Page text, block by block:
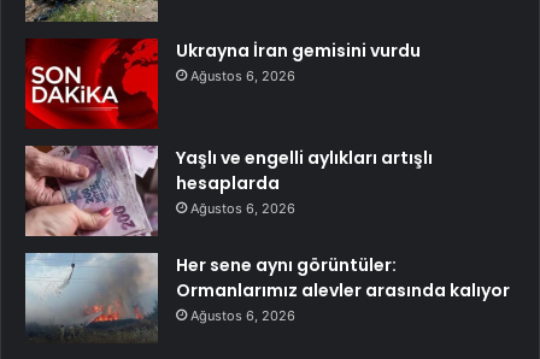
Ukrayna İran gemisini vurdu
Ağustos 6, 2026
Yaşlı ve engelli aylıkları artışlı
hesaplarda
Ağustos 6, 2026
Her sene aynı görüntüler:
Ormanlarımız alevler arasında kalıyor
Ağustos 6, 2026